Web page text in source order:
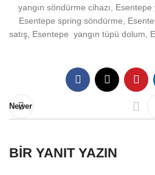
yangın söndürme cihazı, Esentepe
Esentepe spring söndürme,
satış, Esentepe yangın tüpü dolum,
Newer
BIR YANIT YAZIN